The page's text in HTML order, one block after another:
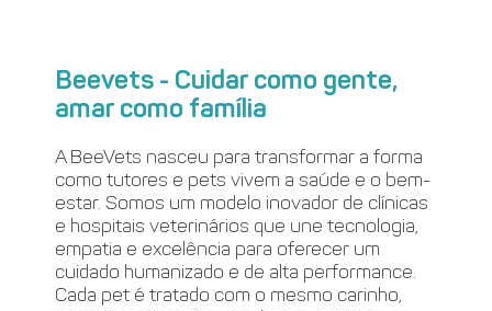
Beevets - Cuidar como gente,
amar como família
A BeeVets nasceu para transformar a forma
como tutores e pets vivem a saúde e o bem-
estar. Somos um modelo inovador de clínicas
e hospitais veterinários que une tecnologia,
empatia e excelência para oferecer um
cuidado humanizado e de alta performance.
Cada pet é tratado com o mesmo carinho,